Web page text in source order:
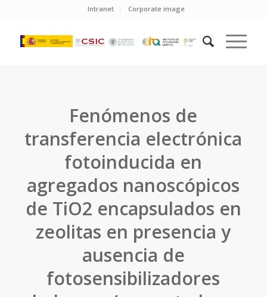
Intranet Corporate image
Fenómenos de
transferencia electrónica
fotoinducida en
agregados nanoscópicos
de TiO2 encapsulados en
zeolitas en presencia y
ausencia de
fotosensibilizadores